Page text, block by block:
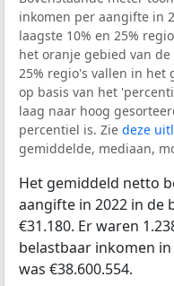
inkomen per aangifte in
laagste 10% en 25%
het oranje gebied van
25% regio's vallen in het
op basis van het
laag naar hoog
percentiel is. Zie deze
gemiddelde, mediaan,
Het gemiddeld netto
aangifte in 2022 in de
€31.180. Er waren
belastbaar inkomen
was €38.600.554.